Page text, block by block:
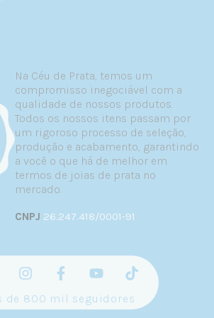
sensibilidade a metais — prata
o visual prateado clássico
semijoias:
look pede o brilho dourado
seu repertório de joias com
diferentes
tendências sem alto
combinar com roupas e outros
no seu porta-joias para
opção, independentemente do
Na Céu de Prata, temos um
compromisso inegociável com a
qualidade de nossos produtos.
Todos os nossos itens passam por
um rigoroso processo de seleção,
produção e acabamento, garantindo
a você o que há de melhor em
termos de joias de prata no
mercado.
CNPJ 26.247.418/0001-91
de 800 mil seguidores